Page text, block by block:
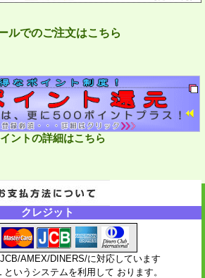
ルでのご注文はこちら
ントの詳細はこちら
クレジット
AMEX/DINERS/に対応しています
いうシステムを利用して おります。